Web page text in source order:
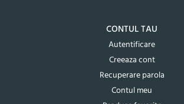
CONTUL TAU
Autentificare
Creeaza cont
Recuperare parola
Contul meu